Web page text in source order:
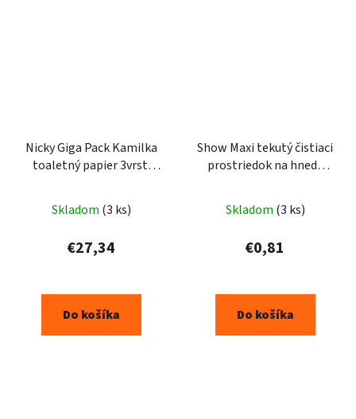
Nicky Giga Pack Kamilka
toaletný papier 3vrst.
hodnotenie
produktu
je
Skladom (3 ks)
€27,34
Do košíka
Show Maxi tekutý čistiaci
prostriedok na hnedé
Skladom (3 ks)
€0,81
Do košíka